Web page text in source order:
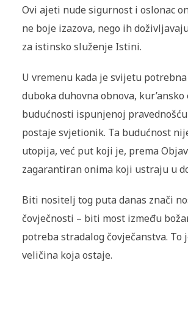
Ovi ajeti nude sigurnost i oslonac
ne boje izazova, nego ih
za istinsko služenje Istini.
U vremenu kada je svijetu
duboka duhovna obnova, kur’ansko
budućnosti ispunjenoj
postaje svjetionik. Ta budućnost
utopija, već put koji je, prema
zagarantiran onima koji ustraju u
Biti nositelj tog puta danas znači
čovječnosti – biti most između
potreba stradalog čovječanstva. To
veličina koja ostaje.